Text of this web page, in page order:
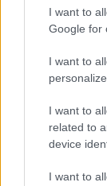
I want to
Google for
I want to
I want to
related to
device
I want to
Egy év telt el,
nevek jutottak
nevet
átéltek. Félelem
Grace levelet írt